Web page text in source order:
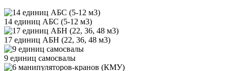
14 единиц АБС (5-12 м3)
17 единиц АБН (22, 36, 48 м3)
9 единиц самосвалы